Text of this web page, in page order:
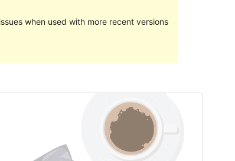
when used with more recent versions
অক্টোবৰ 3, 2021
installations